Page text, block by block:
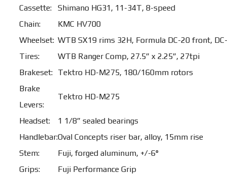
Cassette:
Shimano HG31, 11-34T, 8-speed
Chain:
KMC HV700
Wheelset: WTB SX19 rims 32H, Formula DC-20 front,
Tires:
WTB Ranger Comp, 27.5” x 2.25”, 27tpi
Brakeset: Tektro HD-M275, 180/160mm rotors
Brake
Levers:
Tektro HD-M275
Headset:
1 1/8” sealed bearings
Handlebar:Oval Concepts riser bar, alloy, 15mm rise
Stem:
Fuji, forged aluminum, +/-6°
Grips:
Fuji Performance Grip